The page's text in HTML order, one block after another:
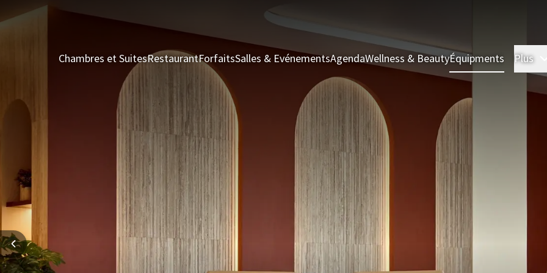
Chambres et SuitesRestaurantForfaitsSalles & EvénementsAgendaWellness & BeautyÉquipments Plus